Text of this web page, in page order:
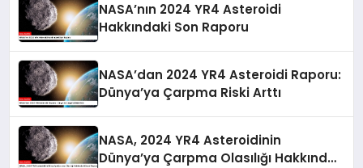
NASA’nın 2024 YR4 Asteroidi
Hakkındaki Son Raporu
NASA’dan 2024 YR4 Asteroidi Raporu:
Dünya’ya Çarpma Riski Arttı
NASA, 2024 YR4 Asteroidinin
Dünya’ya Çarpma Olasılığı Hakkında